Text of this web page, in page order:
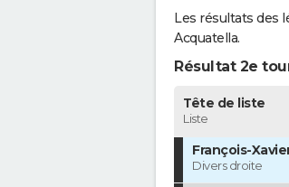
Les résultats des
Acquatella.
Résultat 2e
Tête de liste
Liste
François-
Divers droite